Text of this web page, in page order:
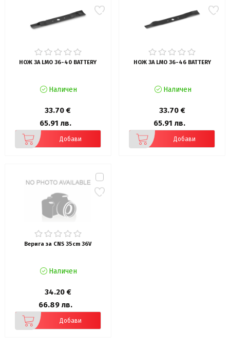
НОЖ ЗА LMO 36-40 BATTERY
Наличен
33.70 €
65.91 лв.
Добави
НОЖ ЗА LMO 36-46 BATTERY
Наличен
33.70 €
65.91 лв.
Добави
Верига за CNS 35cm 36V
Наличен
34.20 €
66.89 лв.
Добави